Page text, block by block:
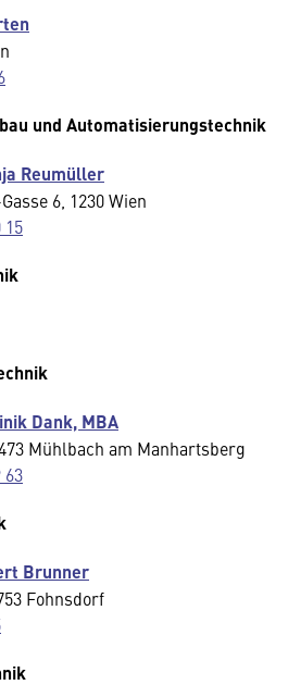
und Automatisierungstechnik
Reumüller
6, 1230 Wien
15
Dank, MBA
Mühlbach am Manhartsberg
63
Brunner
Fohnsdorf